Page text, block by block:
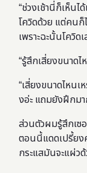
“ช่วงเช้านี่ก็เห็น
โควิดด้วย แต่คนก็
เพราะฉะนั้นโควิ
“รู้สึกเสี่ยงขนาดไ
“เสี่ยงขนาดไหน
งอ่ะ แถมยังฝึกม
ส่วนตัวผมรู้สึกเซ
ตอนนี้แดดเปรี้ยง
กระแสมันจะแผ่วด้